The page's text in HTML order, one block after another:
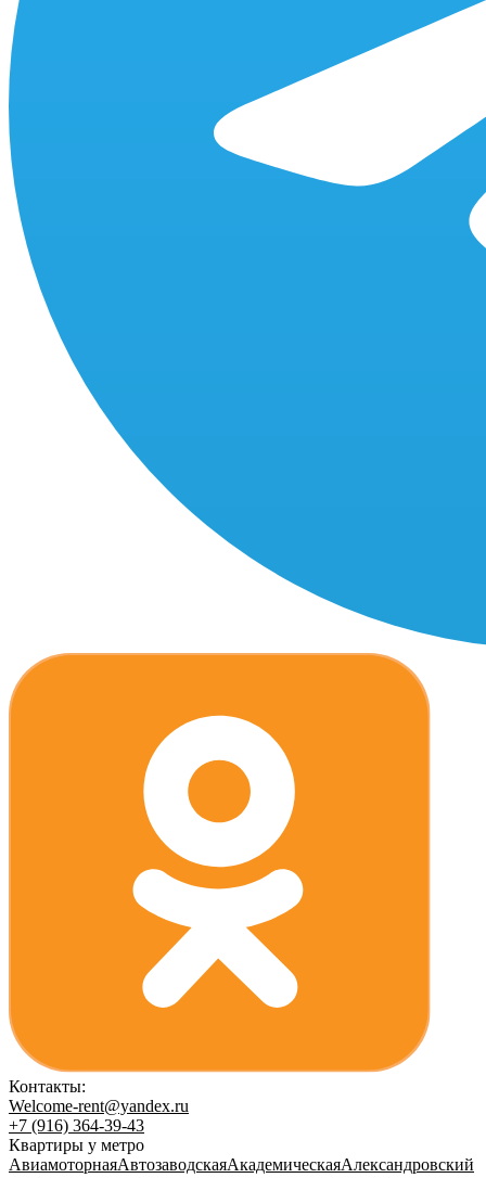
Контакты:
Welcome-rent@yandex.ru
+7 (916) 364-39-43
Квартиры у метро
АвиамоторнаяАвтозаводскаяАкадемическаяАлександровский